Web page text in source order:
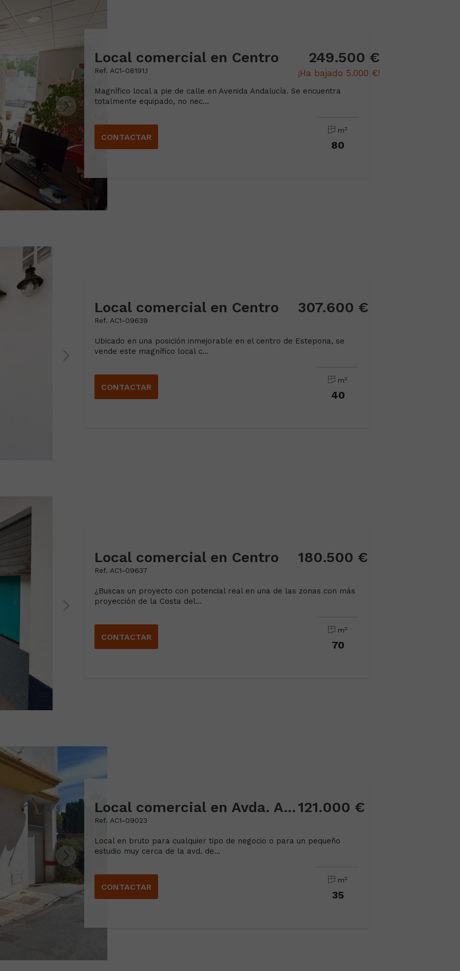
Local comercial en Centro
Ref. AC1-08191,1
249.500 €
¡Ha bajado 5.000 €!
Magnífico local a pie de calle en Avenida Andalucía. Se encuentra
totalmente equipado, no nec...
CONTACTAR
m2
80
Local comercial en Centro
Ref. AC1-09639
307.600 €
Ubicado en una posición inmejorable en el centro de Estepona, se
vende este magnífico local c...
CONTACTAR
m2
40
Local comercial en Centro
Ref. AC1-09637
180.500 €
¿Buscas un proyecto con potencial real en una de las zonas con más
proyección de la Costa del...
CONTACTAR
m2
70
Local comercial en Avda. Andalucia
Ref. AC1-09023
121.000 €
Local en bruto para cualquier tipo de negocio o para un pequeño
estudio muy cerca de la avd. de...
CONTACTAR
m2
35